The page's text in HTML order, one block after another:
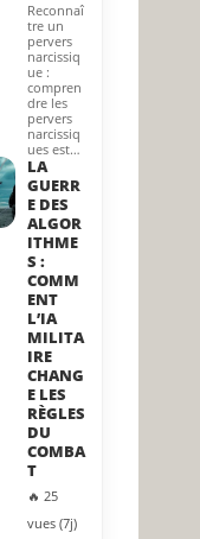
Reconnaî
tre un
pervers
narcissiq
ue :
compren
dre les
pervers
narcissiq
ues est…
LA
GUERR
E DES
ALGOR
ITHME
S :
COMM
ENT
L’IA
MILITA
IRE
CHANG
E LES
RÈGLES
DU
COMBA
T
🔥 25
vues (7j)